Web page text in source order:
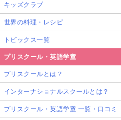
キッズクラブ
世界の料理・レシピ
トピックス一覧
プリスクール・英語学童
プリスクールとは？
インターナショナルスクールとは？
プリスクール・英語学童 一覧・口コミ